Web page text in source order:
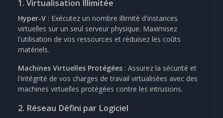
1. Virtualisation Illimitée
Hyper-V : Exécutez un nombre illimité d'instances
virtuelles sur un seul serveur physique. Maximisez
l'utilisation de vos ressources et réduisez les coûts
matériels.
Machines Virtuelles Protégées : Assurez la sécurité et
l'intégrité de vos charges de travail virtualisées avec des
machines virtuelles protégées contre les intrusions.
2. Réseau Défini par Logiciel